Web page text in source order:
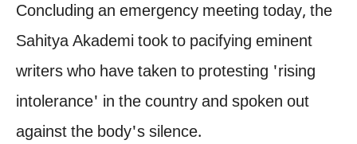
Concluding an emergency meeting today, the
Sahitya Akademi took to pacifying eminent
writers who have taken to protesting 'rising
intolerance' in the country and spoken out
against the body's silence.